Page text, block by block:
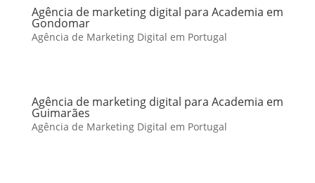
Agência de marketing digital para Academia em
Gondomar
Agência de Marketing Digital em Portugal
Agência de marketing digital para Academia em
Guimarães
Agência de Marketing Digital em Portugal